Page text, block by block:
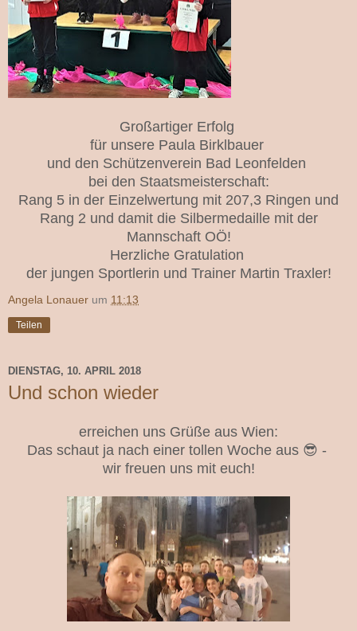
Großartiger Erfolg
für unsere Paula Birklbauer
und den Schützenverein Bad Leonfelden
bei den Staatsmeisterschaft:
Rang 5 in der Einzelwertung mit 207,3 Ringen und
Rang 2 und damit die Silbermedaille mit der
Mannschaft OÖ!
Herzliche Gratulation
der jungen Sportlerin und Trainer Martin Traxler!
Angela Lonauer um 11:13
Teilen
DIENSTAG, 10. APRIL 2018
Und schon wieder
erreichen uns Grüße aus Wien:
Das schaut ja nach einer tollen Woche aus 😎 -
wir freuen uns mit euch!